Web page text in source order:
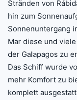
Stränden von
hin zum
Sonnenuntergang
Mar diese und
der Galapagos zu
Das Schiff wurde
mehr Komfort zu
komplett